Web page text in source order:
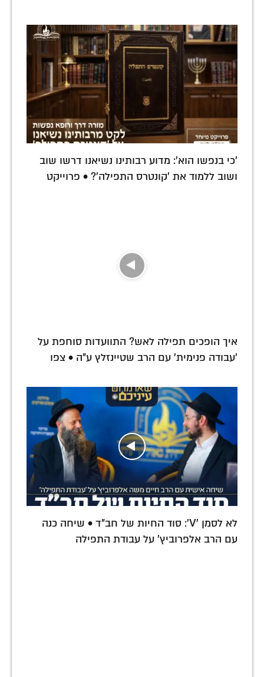
'כי בנפשו הוא': מדוע רבותינו נשיאנו דרשו שוב
ושוב ללמוד את 'קונטרס התפילה'? • פרוייקט
איך הופכים תפילה לאש? התוועדות סוחפת על
'עבודה פנימית' עם הרב שטיינזלץ ע"ה • צפו
לא לסמן 'V': סוד החיות של חב"ד • שיחה כנה
עם הרב אלפרוביץ' על עבודת התפילה